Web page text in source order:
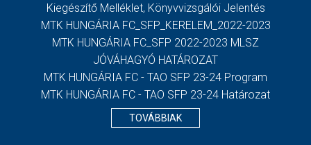
Kiegészítő Melléklet, Könyvvizsgálói Jelentés
MTK HUNGÁRIA FC_SFP_KERELEM_2022-2023
MTK HUNGÁRIA FC_SFP 2022-2023 MLSZ
JÓVÁHAGYÓ HATÁROZAT
MTK HUNGÁRIA FC - TAO SFP 23-24 Program
MTK HUNGÁRIA FC - TAO SFP 23-24 Határozat
TOVÁBBIAK